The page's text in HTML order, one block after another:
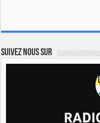
Suivez nous sur